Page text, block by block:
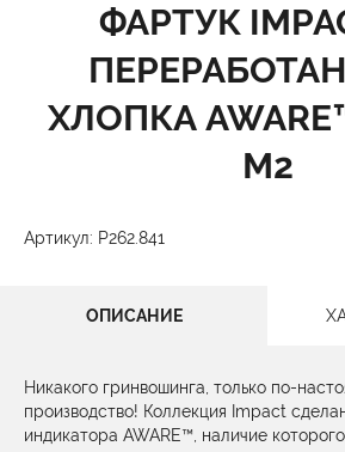
ФАРТУК
ХЛОПКА
М2
Артикул: P262.841
ОПИСАНИЕ
Никакого гринвошинга, только по-
производство! Коллекция Impact
индикатора AWARE™, наличие